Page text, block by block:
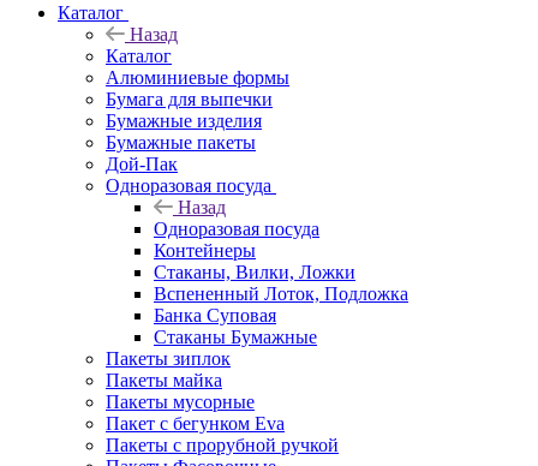
Каталог
Назад
Каталог
Алюминиевые формы
Бумага для выпечки
Бумажные изделия
Бумажные пакеты
Дой-Пак
Одноразовая посуда
Назад
Одноразовая посуда
Контейнеры
Стаканы, Вилки, Ложки
Вспененный Лоток, Подложка
Банка Суповая
Стаканы Бумажные
Пакеты зиплок
Пакеты майка
Пакеты мусорные
Пакет с бегунком Eva
Пакеты с прорубной ручкой